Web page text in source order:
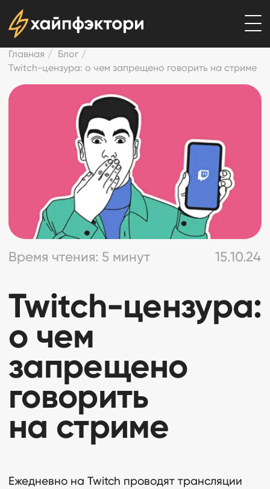
Главная / Блог /
Twitch-цензура: о чем запрещено говорить на стриме
Время чтения: 5 минут 15.10.24
Twitch-цензура:
о чем
запрещено
на стриме
Ежедневно на Twitch проводят трансляции